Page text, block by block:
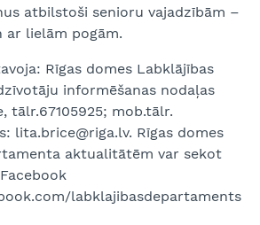
atbilstoši senioru vajadzībām –
lielām pogām.
Rīgas domes Labklājības
informēšanas nodaļas
tālr.67105925; mob.tālr.
lita.brice@riga.lv. Rīgas domes
aktualitātēm var sekot
labklajibasdepartaments